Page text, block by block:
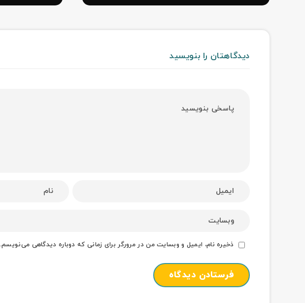
دیدگاهتان را بنویسید
ذخیره نام، ایمیل و وبسایت من در مرورگر برای زمانی که دوباره دیدگاهی می‌نویسم.